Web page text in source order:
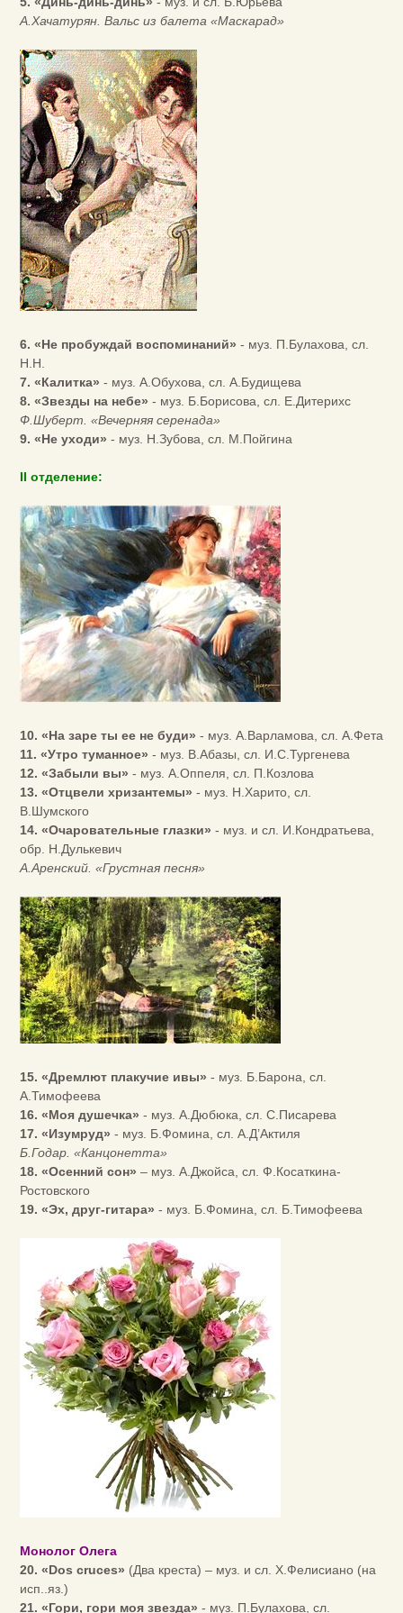
А.Хачатурян. Вальс из балета «Маскарад»
6. «Не пробуждай воспоминаний» - муз. П.Булахова, сл.
Н.Н.
7. «Калитка» - муз. А.Обухова, сл. А.Будищева
8. «Звезды на небе» - муз. Б.Борисова, сл. Е.Дитерихс
Ф.Шуберт. «Вечерняя серенада»
9. «Не уходи» - муз. Н.Зубова, сл. М.Пойгина
II отделение:
10. «На заре ты ее не буди» - муз. А.Варламова, сл. А.Фета
11. «Утро туманное» - муз. В.Абазы, сл. И.С.Тургенева
12. «Забыли вы» - муз. А.Оппеля, сл. П.Козлова
13. «Отцвели хризантемы» - муз. Н.Харито, сл.
В.Шумского
14. «Очаровательные глазки» - муз. и сл. И.Кондратьева,
обр. Н.Дулькевич
А.Аренский. «Грустная песня»
15. «Дремлют плакучие ивы» - муз. Б.Барона, сл.
А.Тимофеева
16. «Моя душечка» - муз. А.Дюбюка, сл. С.Писарева
17. «Изумруд» - муз. Б.Фомина, сл. А.Д’Актиля
Б.Годар. «Канцонетта»
18. «Осенний сон» – муз. А.Джойса, сл. Ф.Косаткина-
Ростовского
19. «Эх, друг-гитара» - муз. Б.Фомина, сл. Б.Тимофеева
Монолог Олега
20. «Dos cruces» (Два креста) – муз. и сл. Х.Фелисиано (на
исп..яз.)
21. «Гори, гори моя звезда» - муз. П.Булахова, сл.